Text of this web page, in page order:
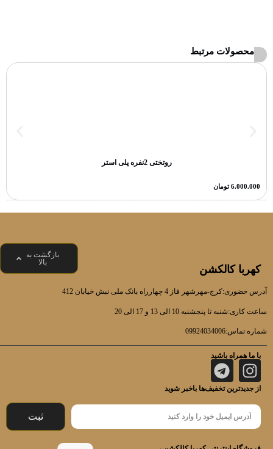
محصولات مرتبط
روتختی 2نفره پلی استر
6.000.000 تومان
بازگشت به
بالا
کهربا کالکشن
آدرس حضوری:کرج-مهرشهر فاز 4 چهارراه بانک ملی نبش خیابان 412
ساعت کاری:شنبه تا پنجشنبه 10 الی 13 و 17 الی 20
شماره تماس:09924034006
با ما همراه باشید
از جدیدترین تخفیف‌ها باخبر شوید
ثبت